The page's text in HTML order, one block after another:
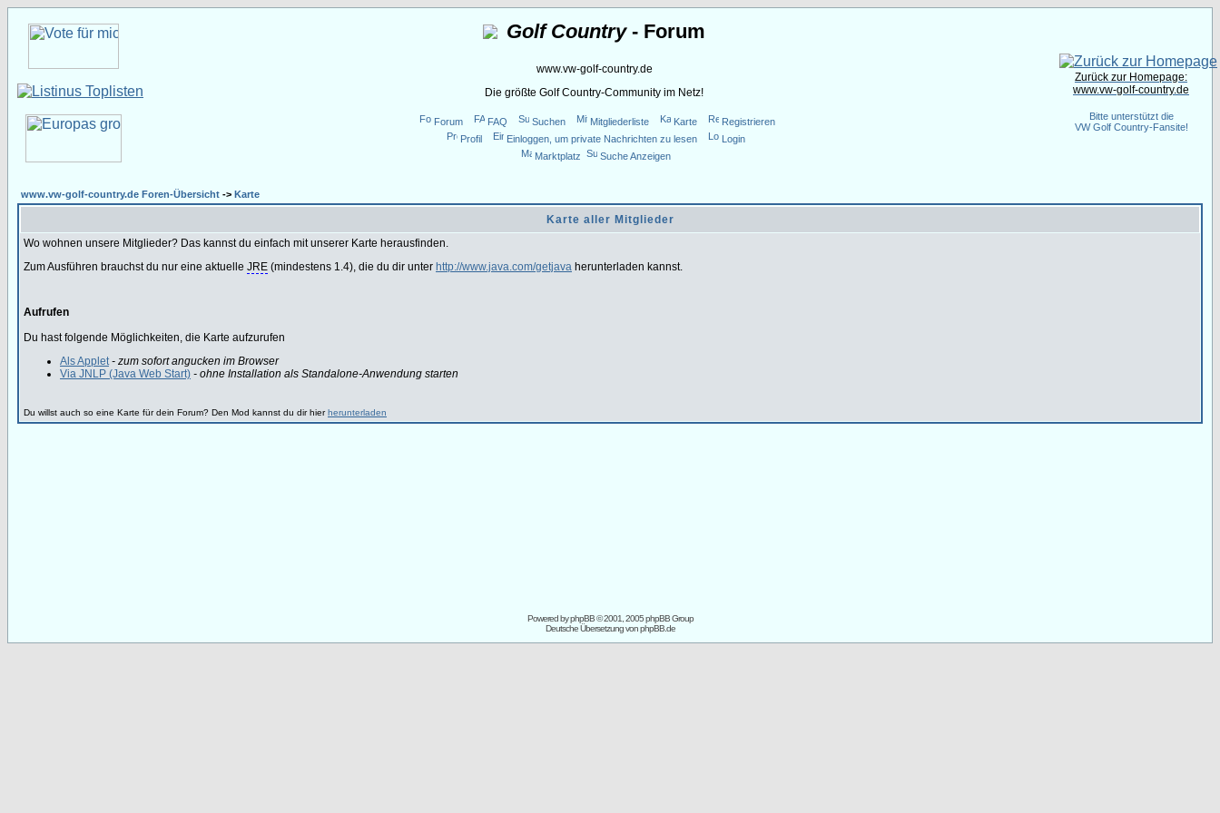
Golf Country- Forum
www.vw-golf-country.de
Die größte Golf Country-Community im Netz!
Forum FAQ Suchen Mitgliederliste Karte
Registrieren
Profil
Einloggen, um private Nachrichten zu lesen
Login
Marktplatz
Suche Anzeigen
Zurück zur Homepage:
www.vw-golf-country.de
Bitte unterstützt die
VW Golf Country-Fansite!
www.vw-golf-country.de Foren-Übersicht -> Karte
Karte aller Mitglieder
Wo wohnen unsere Mitglieder? Das kannst du einfach mit unserer Karte herausfinden.
Zum Ausführen brauchst du nur eine aktuelle JRE (mindestens 1.4), die du dir unter http://www.java.com/getjava herunterladen kannst.
Aufrufen
Du hast folgende Möglichkeiten, die Karte aufzurufen
Als Applet- zum sofort angucken im Browser
Via JNLP (Java Web Start) - ohne Installation als Standalone-Anwendung starten
Du willst auch so eine Karte für dein Forum? Den Mod kannst du dir hierherunterladen
Powered byphpBB© 2001, 2005 phpBB Group
Deutsche Übersetzung vonphpBB.de